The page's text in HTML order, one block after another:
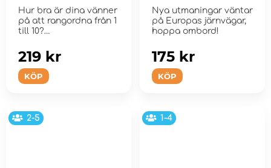
Hur bra är dina vänner
på att rangordna från 1
till 10?
KÖP
219 kr
Nya utmaningar väntar
på Europas järnvägar,
hoppa ombord!
KÖP
175 kr
2-5 1-4